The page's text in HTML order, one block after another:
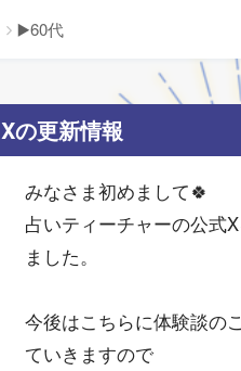
▶️60代
Xの更新情報
みなさま初めまして🍀
占いティーチャーの公式
ました。
今後はこちらに体験談の
ていきますので